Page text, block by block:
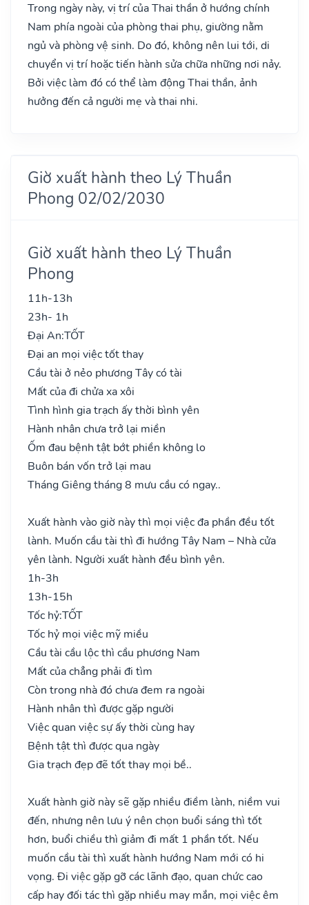
Trong ngày này, vị trí của Thai thần ở hướng chính
Nam phía ngoài của phòng thai phụ, giường nằm
ngủ và phòng vệ sinh. Do đó, không nên lui tới, di
chuyển vị trí hoặc tiến hành sửa chữa những nơi nảy.
Bởi việc làm đó có thể làm động Thai thần, ảnh
hưởng đến cả người mẹ và thai nhi.
Giờ xuất hành theo Lý Thuần
Phong 02/02/2030
Giờ xuất hành theo Lý Thuần
Phong
11h-13h
23h- 1h
Đại An:TỐT
Đại an mọi việc tốt thay
Cầu tài ở nẻo phương Tây có tài
Mất của đi chửa xa xôi
Tình hình gia trạch ấy thời bình yên
Hành nhân chưa trở lại miền
Ốm đau bệnh tật bớt phiền không lo
Buôn bán vốn trở lại mau
Tháng Giêng tháng 8 mưu cầu có ngay..
Xuất hành vào giờ này thì mọi việc đa phần đều tốt
lành. Muốn cầu tài thì đi hướng Tây Nam – Nhà cửa
yên lành. Người xuất hành đều bình yên.
1h-3h
13h-15h
Tốc hỷ:TỐT
Tốc hỷ mọi việc mỹ miều
Cầu tài cầu lộc thì cầu phương Nam
Mất của chẳng phải đi tìm
Còn trong nhà đó chưa đem ra ngoài
Hành nhân thì được gặp người
Việc quan việc sự ấy thời cùng hay
Bệnh tật thì được qua ngày
Gia trạch đẹp đẽ tốt thay mọi bề..
Xuất hành giờ này sẽ gặp nhiều điềm lành, niềm vui
đến, nhưng nên lưu ý nên chọn buổi sáng thì tốt
hơn, buổi chiều thì giảm đi mất 1 phần tốt. Nếu
muốn cầu tài thì xuất hành hướng Nam mới có hi
vọng. Đi việc gặp gỡ các lãnh đạo, quan chức cao
cấp hay đối tác thì gặp nhiều may mắn, mọi việc êm